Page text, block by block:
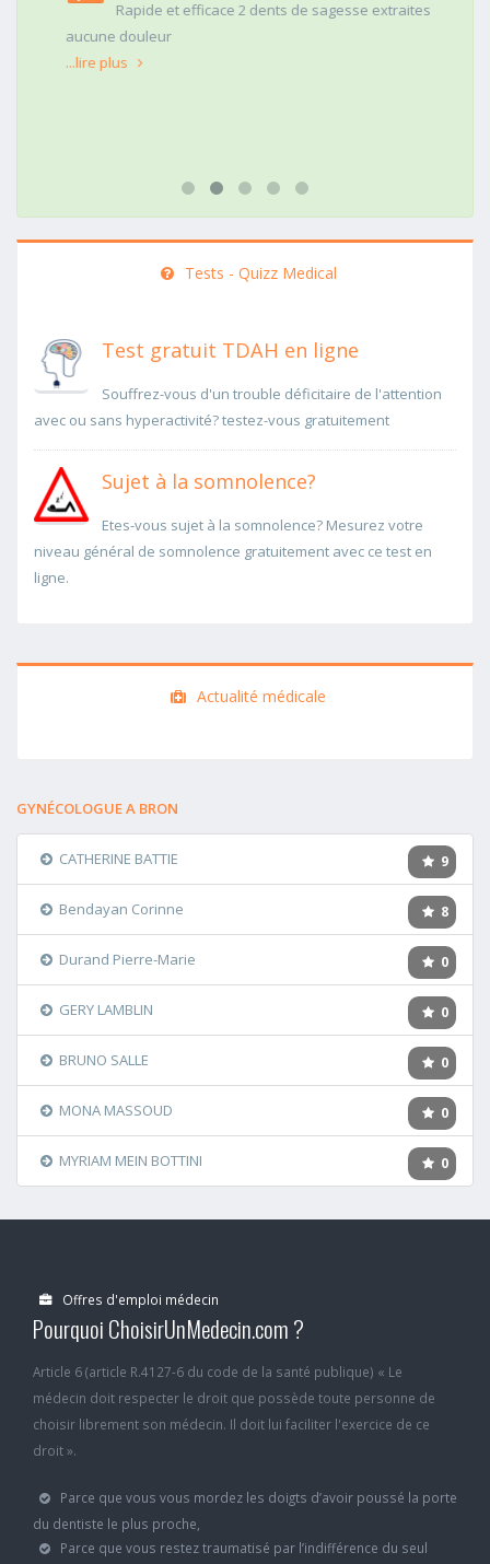
Rapide et efficace 2 dents de sagesse extraites
aucune douleur
...lire plus
Tests - Quizz Medical
Test gratuit TDAH en ligne
Souffrez-vous d'un trouble déficitaire de l'attention
avec ou sans hyperactivité? testez-vous gratuitement
Sujet à la somnolence?
Etes-vous sujet à la somnolence? Mesurez votre
niveau général de somnolence gratuitement avec ce test en
ligne.
Actualité médicale
GYNÉCOLOGUE A BRON
9
CATHERINE BATTIE
8
Bendayan Corinne
0
Durand Pierre-Marie
0
GERY LAMBLIN
0
BRUNO SALLE
0
MONA MASSOUD
0
MYRIAM MEIN BOTTINI
Offres d'emploi médecin
Pourquoi ChoisirUnMedecin.com ?
Article 6 (article R.4127-6 du code de la santé publique) « Le
médecin doit respecter le droit que possède toute personne de
choisir librement son médecin. Il doit lui faciliter l'exercice de ce
droit ».
Parce que vous vous mordez les doigts d’avoir poussé la porte
du dentiste le plus proche,
Parce que vous restez traumatisé par l’indifférence du seul